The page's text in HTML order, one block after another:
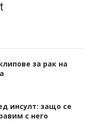
за рак на
инсулт: защо се
с него